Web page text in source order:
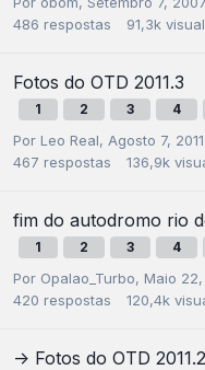
486 respostas 91,3k
Fotos do OTD 2011.3
1 2 3 4
Por Leo Real, Agosto 7, 2011
467 respostas 136,9k
fim do autodromo rio
1 2 3 4
Por Opalao_Turbo, Maio 22,
420 respostas 120,4k
-> Fotos do OTD 2011.2